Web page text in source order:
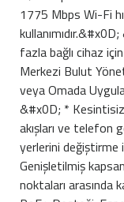
1775 Mbps Wi-Fi
fazla bağlı cihaz
Merkezi Bulut
veya Omada
&#x0D; * Kesintisiz
akışları ve telefon
yerlerini değiştirme
Genişletilmiş
noktaları arasında